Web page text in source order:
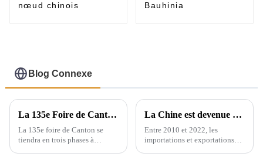
nœud chinois Bauhinia
Blog Connexe
La 135e Foire de Canton se déroulera en trois phases à Guangzhou, en Chine, du 15 avril au 5 mai.
La 135e foire de Canton se
tiendra en trois phases à
La Chine est devenue un exportateur majeur de produits sanitaires
Entre 2010 et 2022, les
importations et exportations